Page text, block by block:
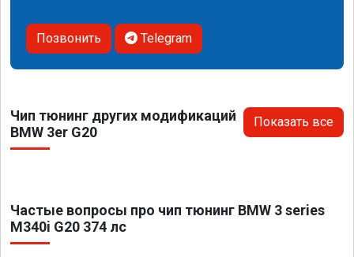
Позвонить Telegram
Чип тюнинг других модификаций
BMW 3er G20
Показать все
Частые вопросы про чип тюнинг BMW 3 series
M340i G20 374 лс